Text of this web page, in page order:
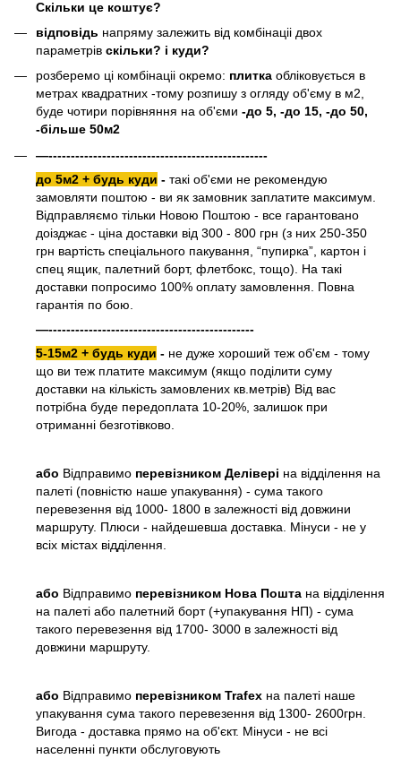
Скільки це коштує?
відповідь напряму залежить від комбінаціі двох
параметрів скільки? і куди?
розберемо ці комбінаціі окремо: плитка обліковується в
метрах квадратних -тому розпишу з огляду об'єму в м2,
буде чотири порівняння на об'єми -до 5, -до 15, -до 50,
-більше 50м2
—-------------------------------------------------
до 5м2 + будь куди - такі об'єми не рекомендую
замовляти поштою - ви як замовник заплатите максимум.
Відправляємо тільки Новою Поштою - все гарантовано
доізджає - ціна доставки від 300 - 800 грн (з них 250-350
грн вартість спеціального пакування, “пупирка”, картон і
спец ящик, палетний борт, флетбокс, тощо). На такі
доставки попросимо 100% оплату замовлення. Повна
гарантія по бою.
—----------------------------------------------
5-15м2 + будь куди - не дуже хороший теж об'єм - тому
що ви теж платите максимум (якщо поділити суму
доставки на кількість замовлених кв.метрів) Від вас
потрібна буде передоплата 10-20%, залишок при
отриманні безготівково.
або Відправимо перевізником Делівері на відділення на
палеті (повністю наше упакування) - сума такого
перевезення від 1000- 1800 в залежності від довжини
маршруту. Плюси - найдешевша доставка. Мінуси - не у
всіх містах відділення.
або Відправимо перевізником Нова Пошта на відділення
на палеті або палетний борт (+упакування НП) - сума
такого перевезення від 1700- 3000 в залежності від
довжини маршруту.
або Відправимо перевізником Trafex на палеті наше
упакування сума такого перевезення від 1300- 2600грн.
Вигода - доставка прямо на об'єкт. Мінуси - не всі
населенні пункти обслуговують